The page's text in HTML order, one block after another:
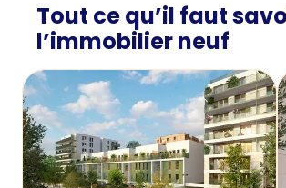
Tout ce qu’il faut
l’immobilier neuf